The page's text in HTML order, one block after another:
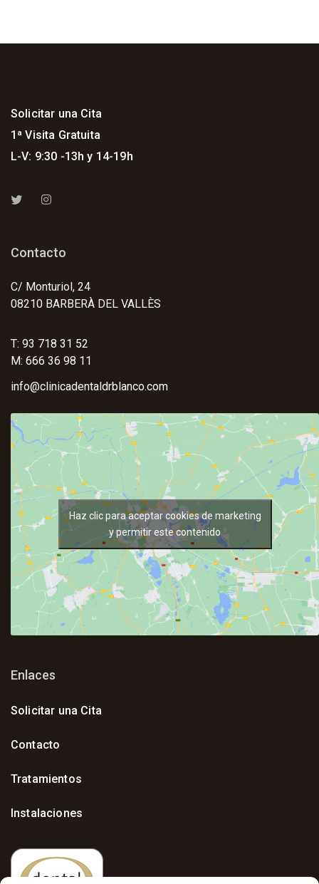
Solicitar una Cita
1ª Visita Gratuita
L-V: 9:30 -13h y 14-19h
Contacto
C/ Monturiol, 24
08210 BARBERÀ DEL VALLÈS
T: 93 718 31 52
M: 666 36 98 11
info@clinicadentaldrblanco.com
Haz clic para aceptar cookies de marketing
y permitir este contenido
Enlaces
Solicitar una Cita
Contacto
Tratamientos
Instalaciones